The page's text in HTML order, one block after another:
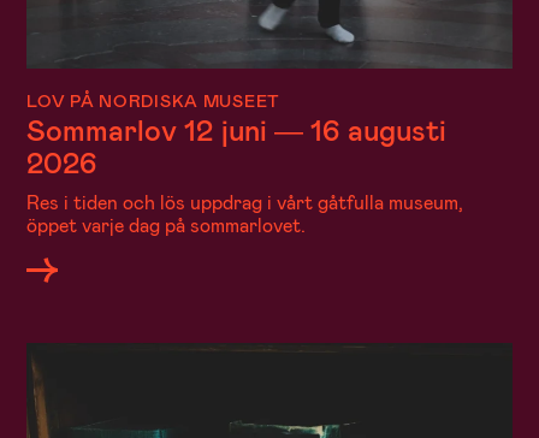
LOV PÅ NORDISKA MUSEET
Sommarlov 12 juni — 16 augusti
2026
Res i tiden och lös uppdrag i vårt gåtfulla museum,
öppet varje dag på sommarlovet.